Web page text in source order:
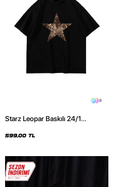
8
Starz Leopar Baskılı 24/1
599,00 TL